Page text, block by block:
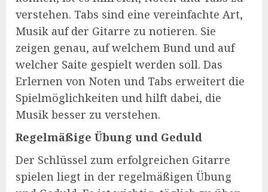
verstehen. Tabs sind eine vereinfachte Art,
Musik auf der Gitarre zu notieren. Sie
zeigen genau, auf welchem Bund und auf
welcher Saite gespielt werden soll. Das
Erlernen von Noten und Tabs erweitert die
Spielmöglichkeiten und hilft dabei, die
Musik besser zu verstehen.
Regelmäßige Übung und Geduld
Der Schlüssel zum erfolgreichen Gitarre
spielen liegt in der regelmäßigen Übung